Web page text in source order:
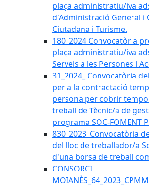
plaça administratiu/iva
d'Administració General i
Ciutadana i Turisme.
180_2024 Convocatòria
plaça administratiu/iva
Serveis a les Persones i
31_2024_ Convocatòria
per a la contractació
persona per cobrir
treball de Tècnic/a de
programa SOC-FOMENT
830_2023_Convocatòria
del lloc de treballador/a
d'una borsa de treball
CONSORCI